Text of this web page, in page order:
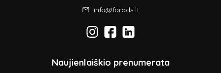
info@forads.lt
Naujienlaiškio prenumerata